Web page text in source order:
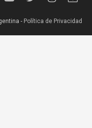
- Política de Privacidad